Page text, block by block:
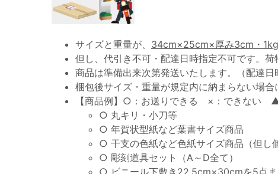
サイズと重量が、 34cm×25cm×厚み3cm・
但し、代引き不可・配達日時指定不可です。
商品は準備出来次第発送いたします。（配達日
梱包後サイズ・重量が規定内に納まらない場
【商品例】○：お送りできる ×：できない ▲
○ 丸キリ・小刀等
○ 年賀状型紙など葉書サイズ商品
○ 干支の色紙など色紙サイズ商品（但し
○ 彫刻道具セット（A～D全て）